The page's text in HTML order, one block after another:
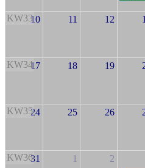
KW3310 11 12
KW3417 18 19
KW3524 25 26
KW3631 1 2